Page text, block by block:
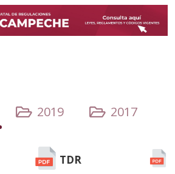
2019 2017
TDR